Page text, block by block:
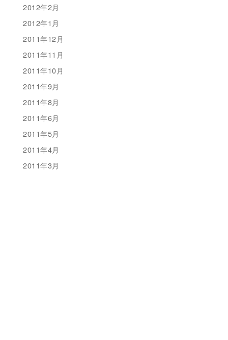
2012年2月
2012年1月
2011年12月
2011年11月
2011年10月
2011年9月
2011年8月
2011年6月
2011年5月
2011年4月
2011年3月